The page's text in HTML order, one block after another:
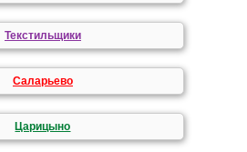
Текстильщики
Саларьево
Царицыно